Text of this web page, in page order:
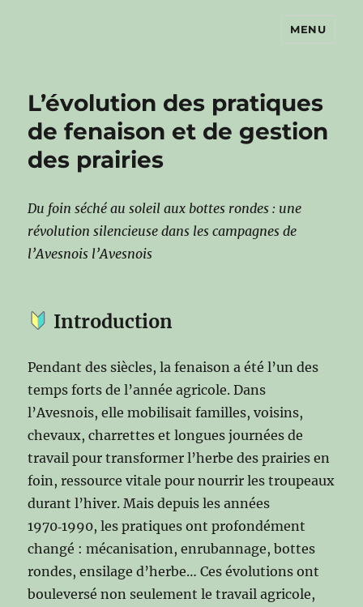
Chemin faisant en Avesnois
MENU
L’évolution des pratiques
de fenaison et de gestion
des prairies
Du foin séché au soleil aux bottes rondes : une
révolution silencieuse dans les campagnes de
l’Avesnois l’Avesnois
Introduction
Pendant des siècles, la fenaison a été l’un des
temps forts de l’année agricole. Dans
l’Avesnois, elle mobilisait familles, voisins,
chevaux, charrettes et longues journées de
travail pour transformer l’herbe des prairies en
foin, ressource vitale pour nourrir les troupeaux
durant l’hiver. Mais depuis les années
1970‑1990, les pratiques ont profondément
changé : mécanisation, enrubannage, bottes
rondes, ensilage d’herbe… Ces évolutions ont
bouleversé non seulement le travail agricole,